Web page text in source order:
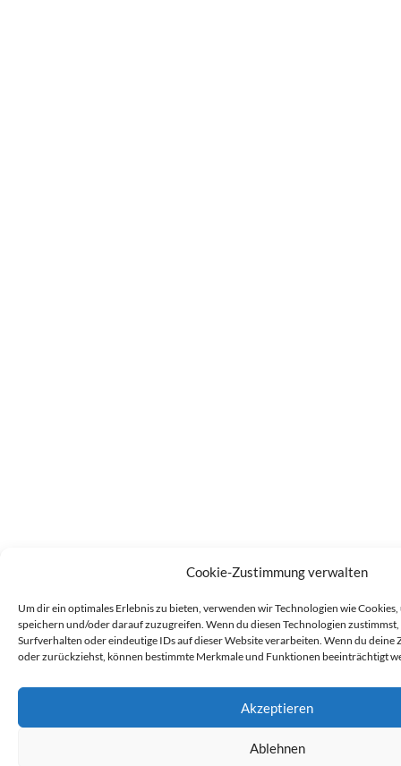
Cookie-Zustimmung verwalten
Um dir ein optimales Erlebnis zu bieten, verwenden wir Technologien wie
speichern und/oder darauf zuzugreifen. Wenn du diesen Technologien
Surfverhalten oder eindeutige IDs auf dieser Website verarbeiten. Wenn du deine
oder zurückziehst, können bestimmte Merkmale und Funktionen beeinträchtigt
Akzeptieren
Ablehnen